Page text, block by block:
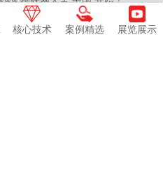
核心技术 案例精选 展览展示